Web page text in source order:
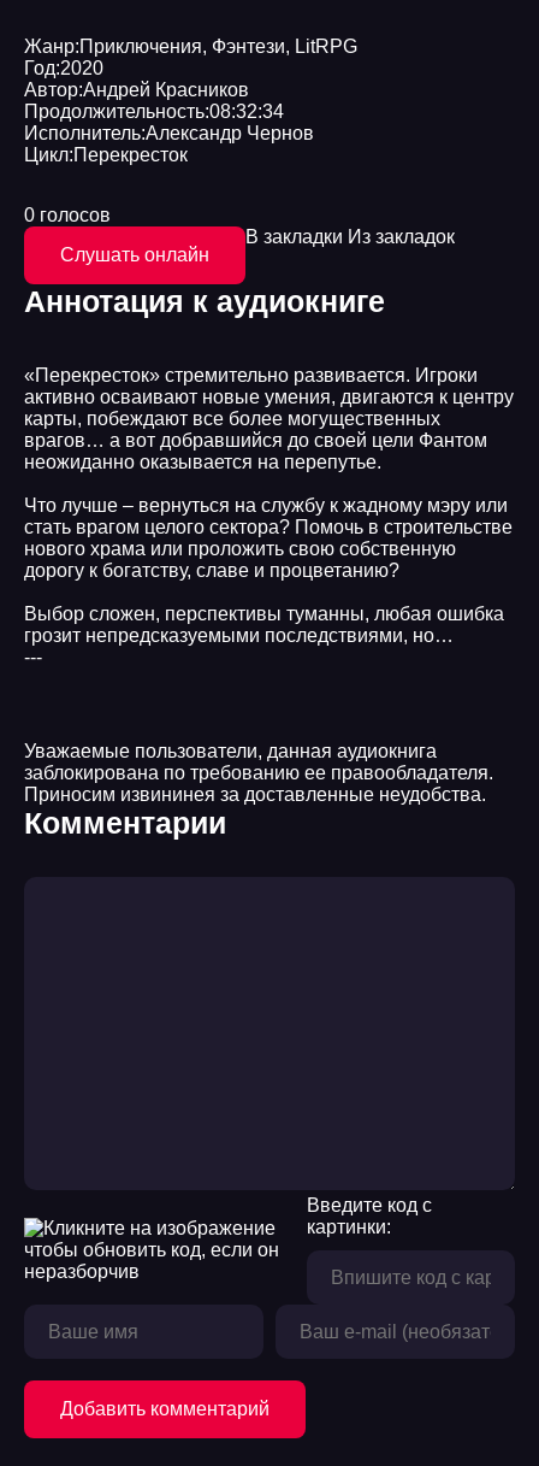
Жанр:Приключения, Фэнтези, LitRPG
Год:2020
Автор:Андрей Красников
Продолжительность:08:32:34
Исполнитель:Александр Чернов
Цикл:Перекресток
0 голосов
Слушать онлайн
В закладки Из закладок
Аннотация к аудиокниге
«Перекресток» стремительно развивается. Игроки
активно осваивают новые умения, двигаются к центру
карты, побеждают все более могущественных
врагов… а вот добравшийся до своей цели Фантом
неожиданно оказывается на перепутье.
Что лучше – вернуться на службу к жадному мэру или
стать врагом целого сектора? Помочь в строительстве
нового храма или проложить свою собственную
дорогу к богатству, славе и процветанию?
Выбор сложен, перспективы туманны, любая ошибка
грозит непредсказуемыми последствиями, но…
---
Уважаемые пользователи, данная аудиокнига
заблокирована по требованию ее правообладателя.
Приносим извининея за доставленные неудобства.
Комментарии
Введите код с
картинки:
Добавить комментарий